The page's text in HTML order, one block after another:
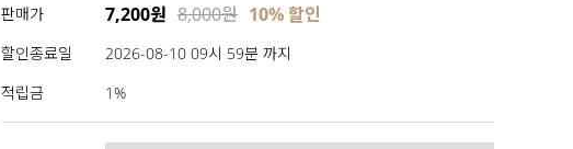
판매가 7,200원 8,000원 10% 할인
할인종료일
2026-08-10 09시 59분 까지
적립금
1%